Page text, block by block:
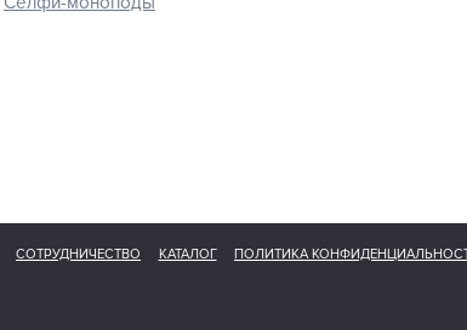
СОТРУДНИЧЕСТВО КАТАЛОГ ПОЛИТИКА